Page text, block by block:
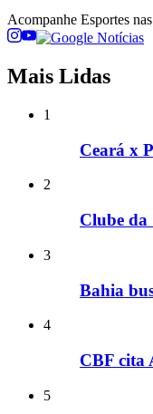
Acompanhe Esportes
Mais Lidas
1
Ceará x
2
Clube da
3
Bahia
4
CBF cita
5